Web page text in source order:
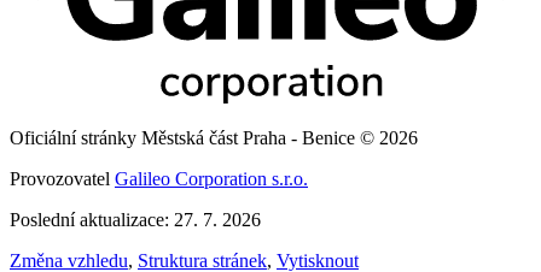
Oficiální stránky Městská část Praha - Benice © 2026
Provozovatel Galileo Corporation s.r.o.
Poslední aktualizace: 27. 7. 2026
Změna vzhledu, Struktura stránek, Vytisknout